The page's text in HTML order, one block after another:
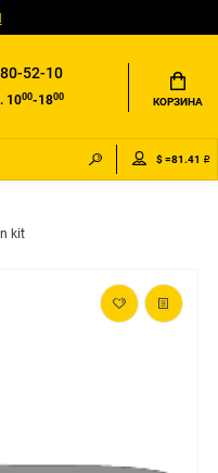
52-10
1000-1800 КОРЗИНА
$ =81.41 ₽
kit